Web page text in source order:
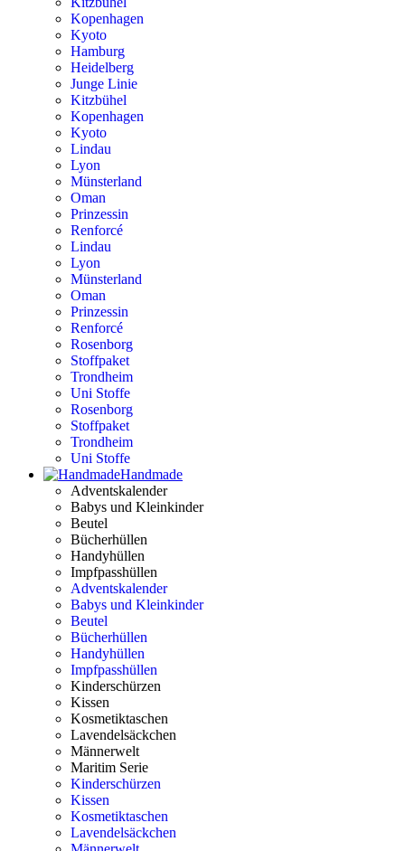
Kopenhagen
Kyoto
Hamburg
Heidelberg
Junge Linie
Kitzbühel
Kopenhagen
Kyoto
Lindau
Lyon
Münsterland
Oman
Prinzessin
Renforcé
Lindau
Lyon
Münsterland
Oman
Prinzessin
Renforcé
Rosenborg
Stoffpaket
Trondheim
Uni Stoffe
Rosenborg
Stoffpaket
Trondheim
Uni Stoffe
Handmade
Adventskalender
Babys und Kleinkinder
Beutel
Bücherhüllen
Handyhüllen
Impfpasshüllen
Adventskalender
Babys und Kleinkinder
Beutel
Bücherhüllen
Handyhüllen
Impfpasshüllen
Kinderschürzen
Kissen
Kosmetiktaschen
Lavendelsäckchen
Männerwelt
Maritim Serie
Kinderschürzen
Kissen
Kosmetiktaschen
Lavendelsäckchen